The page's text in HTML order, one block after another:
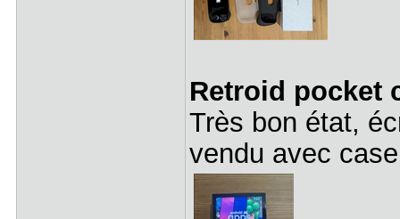
Retroid pocket
Très bon état,
vendu avec case